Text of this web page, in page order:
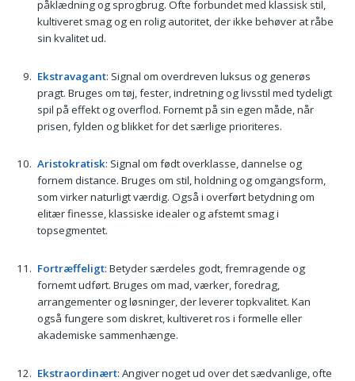
påklædning og sprogbrug. Ofte forbundet med klassisk stil,
kultiveret smag og en rolig autoritet, der ikke behøver at råbe
sin kvalitet ud.
Ekstravagant: Signal om overdreven luksus og generøs
pragt. Bruges om tøj, fester, indretning og livsstil med tydeligt
spil på effekt og overflod. Fornemt på sin egen måde, når
prisen, fylden og blikket for det særlige prioriteres.
Aristokratisk: Signal om født overklasse, dannelse og
fornem distance. Bruges om stil, holdning og omgangsform,
som virker naturligt værdig. Også i overført betydning om
elitær finesse, klassiske idealer og afstemt smag i
topsegmentet.
Fortræffeligt: Betyder særdeles godt, fremragende og
fornemt udført. Bruges om mad, værker, foredrag,
arrangementer og løsninger, der leverer topkvalitet. Kan
også fungere som diskret, kultiveret ros i formelle eller
akademiske sammenhænge.
Ekstraordinært: Angiver noget ud over det sædvanlige, ofte